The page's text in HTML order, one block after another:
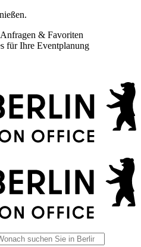
& Favoriten
für Ihre Eventplanung